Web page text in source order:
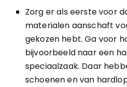
Zorg er als eerste voor
materialen aanschaft
gekozen hebt. Ga voor
bijvoorbeeld naar een
speciaalzaak. Daar
schoenen en van